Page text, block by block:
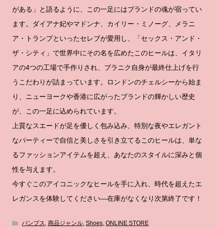
がある」と語るように、この一足にはブランドの魂が宿ってい
ます。ダイアナ妃やマドンナ、カイリー・ミノーグ、メラニ
ア・トランプといったセレブが愛用し、「セックス・アンド・
ザ・シティ」で世界中にその名を広めたこのヒールは、イタリ
アの4つの工場で手作りされ、ブラニク自身が最終仕上げを行
うこだわりが詰まっています。ロンドンのチェルシーから始ま
り、ニューヨークや香港に広がったブランドの輝かしい歴史
が、この一足に込められています。
上質なスエードが足を優しく包み込み、特別な夜やエレガント
なパーティーで自信と美しさを引き立てるこのヒールは、単な
るファッションアイテムを超え、あなたのスタイルに深みと個
性を与えます。
今すぐこのアイコニックなヒールを手に入れ、時代を超えたエ
レガンスを体験してください—在庫がなくなり次第終了です！
パンプス 商品ジャンル, Shoes, ONLINE STORE